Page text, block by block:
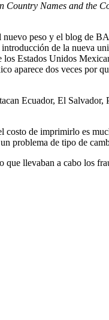
Country Names and the
peso y el blog de
de la nueva
Estados Unidos
aparece dos veces por
Ecuador, El Salvador,
costo de imprimirlo es
problema de tipo de
llevaban a cabo los